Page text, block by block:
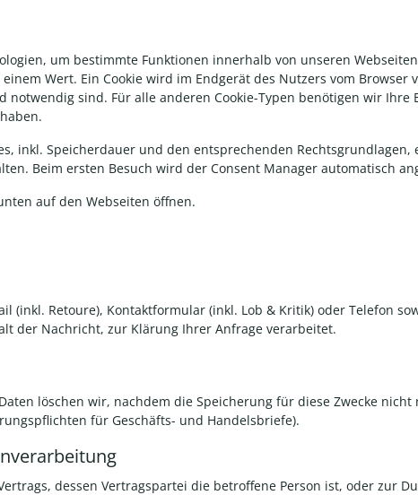
um bestimmte Funktionen innerhalb von unseren
Wert. Ein Cookie wird im Endgerät des Nutzers vom
sind. Für alle anderen Cookie-Typen benötigen wir
inkl. Speicherdauer und den entsprechenden
Beim ersten Besuch wird der Consent Manager automatisch
auf den Webseiten öffnen.
(inkl. Retoure), Kontaktformular (inkl. Lob & Kritik) oder Telefon
der Nachricht, zur Klärung Ihrer Anfrage verarbeitet.
löschen wir, nachdem die Speicherung für diese Zwecke
für Geschäfts- und Handelsbriefe).
dessen Vertragspartei die betroffene Person ist, oder zur